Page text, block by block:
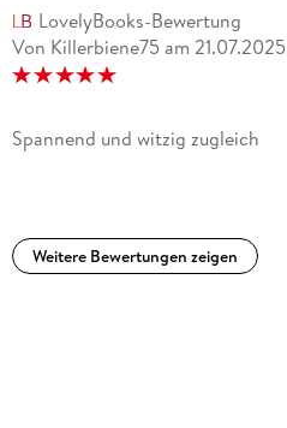
LovelyBooks-Bewertung
Von Killerbiene75 am 21.07.2025
Spannend und witzig zugleich
Weitere Bewertungen zeigen